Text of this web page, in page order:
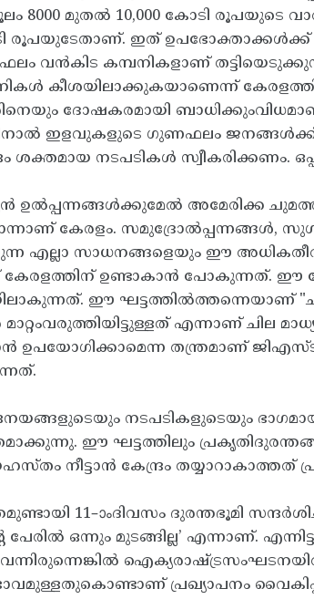
8000 മുതൽ 10,000 കോടി രൂപയുടെ
രൂപയുടേതാണ്. ഇത് ഉപഭോക്താക്കൾക്ക്
വൻകിട കമ്പനികളാണ്
കീശയിലാക്കുകയാണെന്ന്
ദോഷകരമായി
ഇളവുകളുടെ ഗുണഫലം ജനങ്ങൾക്ക്
ശക്തമായ നടപടികൾ
ഉൽപ്പന്നങ്ങൾക്കുമേൽ അമേരിക്ക
കേരളം. സമുദ്രോൽപ്പന്നങ്ങൾ,
എല്ലാ സാധനങ്ങളെയും ഈ
ഉണ്ടാകാൻ പോകുന്നത്. ഈ
ഈ ഘട്ടത്തിൽത്തന്നെയാണ്
മാറ്റംവരുത്തിയിട്ടുള്ളത് എന്നാണ് ചില
ഉപയോഗിക്കാമെന്ന തന്ത്രമാണ്
നടപടികളുടെയും
ഈ ഘട്ടത്തിലും
നീട്ടാൻ കേന്ദ്രം തയ്യാറാകാത്തത്
11–ാംദിവസം ദുരന്തഭൂമി
പേരിൽ ഒന്നും മുടങ്ങില്ല’ എന്നാണ്.
പ്രഖ്യാപനം